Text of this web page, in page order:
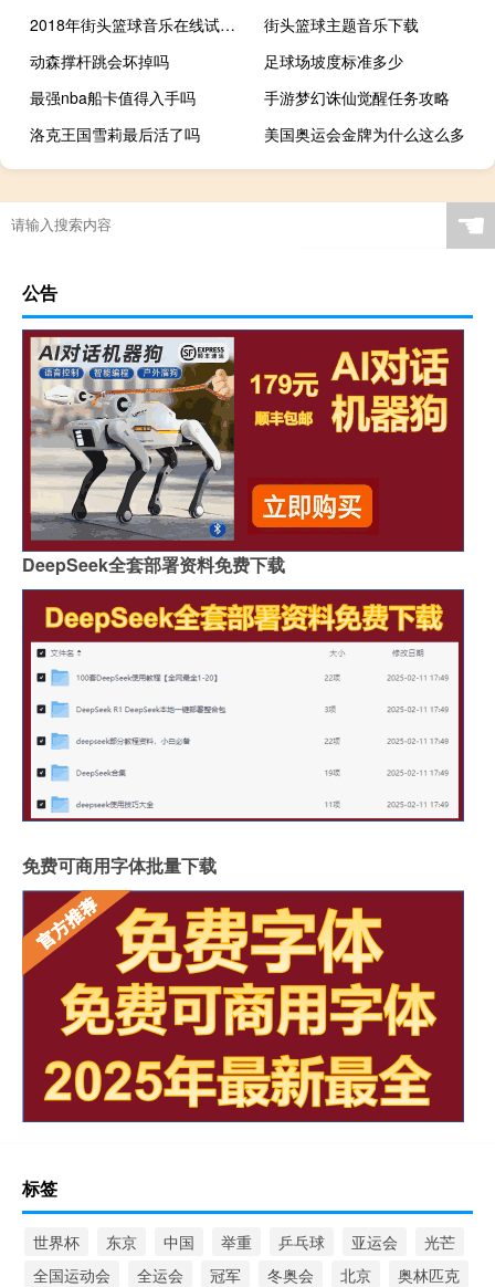
2018年街头篮球音乐在线试听及下载
街头篮球主题音乐下载
动森撑杆跳会坏掉吗
足球场坡度标准多少
最强nba船卡值得入手吗
手游梦幻诛仙觉醒任务攻略
洛克王国雪莉最后活了吗
美国奥运会金牌为什么这么多
方舟生存进化卡死
东京奥运会金牌什么时候结束
篮球学半年能有效果吗
艾尔登法环 最强搭配 ☚
公告
DeepSeek全套部署资料免费下载
免费可商用字体批量下载
标签
世界杯 东京 中国 举重 乒乓球 亚运会
光芒
全国运动会
全运会 冠军 冬奥会 北京
奥林匹克